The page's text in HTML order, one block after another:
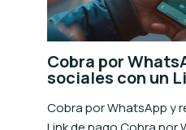
Cobra por
sociales con un
Cobra por WhatsApp y